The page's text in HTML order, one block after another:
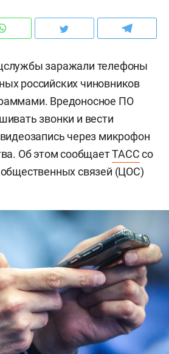
заражали телефоны
российских чиновников
Вредоносное ПО
звонки и вести
через микрофон
Об этом сообщаетТАССсо
связей (ЦОС)